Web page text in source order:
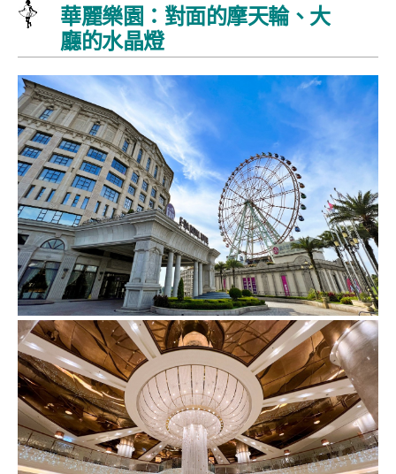
華麗樂園：對面的摩天輪、大
廳的水晶燈